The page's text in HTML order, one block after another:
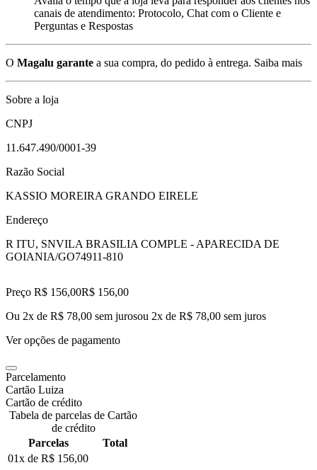
canais de atendimento: Protocolo, Chat com o Cliente e
Perguntas e Respostas
O Magalu garante a sua compra, do pedido à entrega. Saiba mais
Sobre a loja
CNPJ
11.647.490/0001-39
Razão Social
KASSIO MOREIRA GRANDO EIRELE
Endereço
R ITU, SNVILA BRASILIA COMPLE - APARECIDA DE
GOIANIA/GO74911-810
Preço R$ 156,00R$ 156,00
Ou 2x de R$ 78,00 sem jurosou 2x de R$ 78,00 sem juros
Ver opções de pagamento
Parcelamento
Cartão Luiza
Cartão de crédito
Tabela de parcelas de Cartão
de crédito
Parcelas
Total
01x de R$ 156,00